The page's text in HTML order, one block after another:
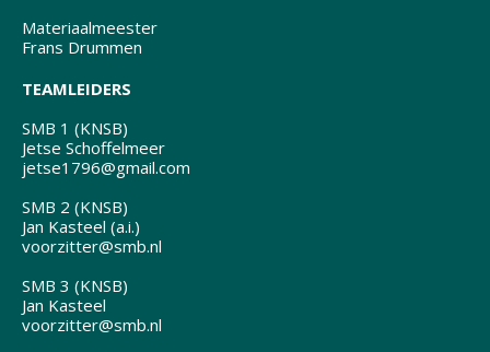
Materiaalmeester
Frans Drummen
TEAMLEIDERS
SMB 1 (KNSB)
Jetse Schoffelmeer
jetse1796@gmail.com
SMB 2 (KNSB)
Jan Kasteel (a.i.)
voorzitter@smb.nl
SMB 3 (KNSB)
Jan Kasteel
voorzitter@smb.nl